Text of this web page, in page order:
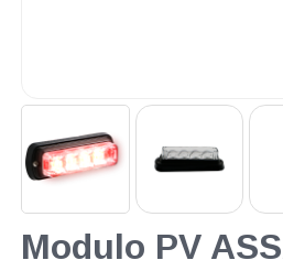
Modulo PV